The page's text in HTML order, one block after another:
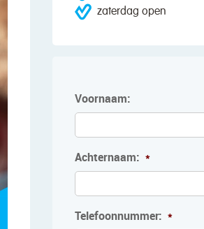
zaterdag open
Voornaam:
Achternaam: *
Telefoonnummer: *